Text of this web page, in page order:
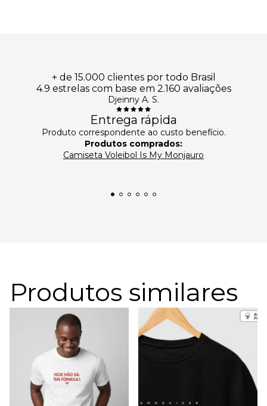
+ de 15.000 clientes por todo Brasil
4.9 estrelas com base em 2.160 avaliações
Djeinny A. S.
Entrega rápida
Produto correspondente ao custo benefício.
Produtos comprados:
Camiseta Voleibol Is My Monjauro
Produtos similares